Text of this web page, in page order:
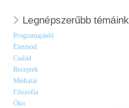
Legnépszerűbb témáink
Programajánló
Életmód
Család
Receptek
Médiatár
Filozófia
Öko